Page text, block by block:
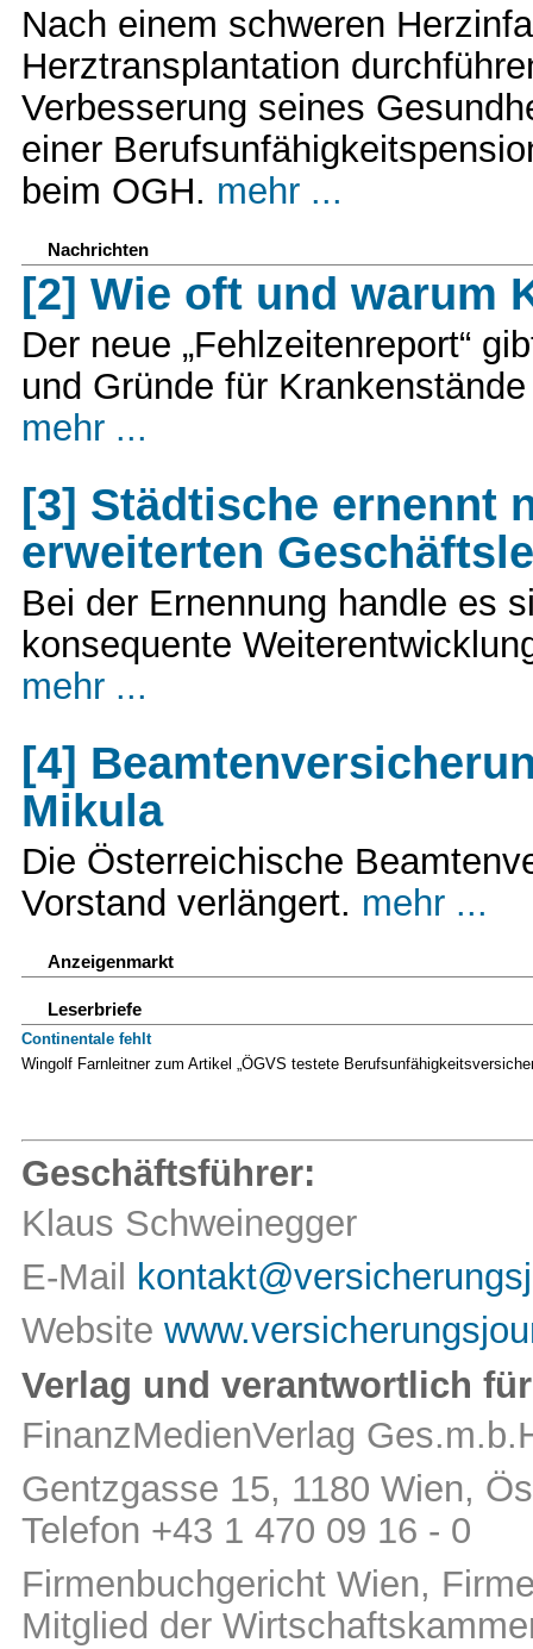
Nach einem schweren
Herztransplantation
Verbesserung seines
einer
beim OGH. mehr ...
Nachrichten
[2] Wie oft und warum
Der neue „Fehlzeitenreport“
und Gründe für
mehr ...
[3] Städtische ernennt
erweiterten
Bei der Ernennung handle es
konsequente
mehr ...
[4]
Mikula
Die Österreichische
Vorstand verlängert. mehr ...
Anzeigenmarkt
Leserbriefe
Continentale fehlt
Wingolf Farnleitner zum Artikel „ÖGVS testete
Geschäftsführer:
Klaus Schweinegger
E-Mail
Website
Verlag und verantwortlich
FinanzMedienVerlag
Gentzgasse 15, 1180 Wien,
Telefon +43 1 470 09 16 - 0
Firmenbuchgericht Wien,
Mitglied der